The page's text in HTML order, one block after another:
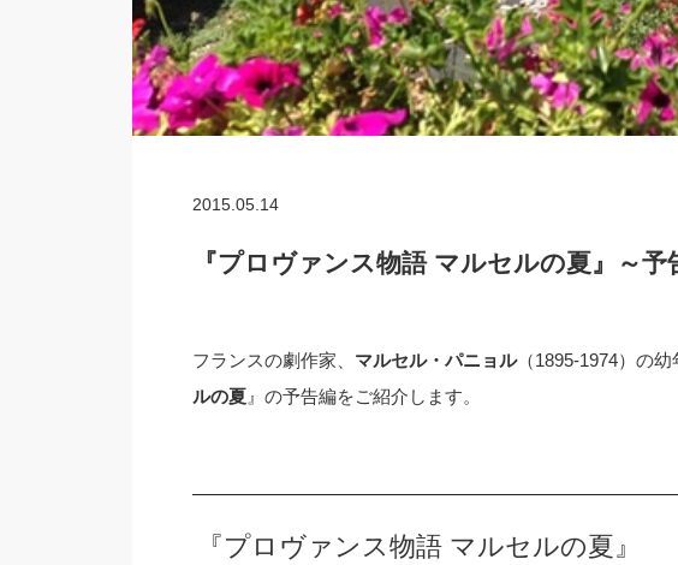
2015.05.14
『プロヴァンス物語 マルセルの夏』～
フランスの劇作家、 マルセル・パニョル（1895-1974）の
ルの夏』の予告編をご紹介します。
『プロヴァンス物語 マルセルの夏』